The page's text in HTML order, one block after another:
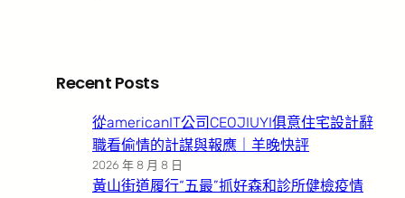
Recent Posts
從americanIT公司CEOJIUYI俱意住宅設計辭
職看偷情的計謀與報應｜羊晚快評
2026 年 8 月 8 日
黃山街道履行“五最”抓好森和診所健檢疫情